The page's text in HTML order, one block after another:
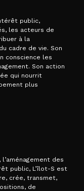
public,
les acteurs de
à la
cadre de vie. Son
conscience les
Son action
qui nourrit
plus
des
public, L’îlot-S est
crée, transmet,
de